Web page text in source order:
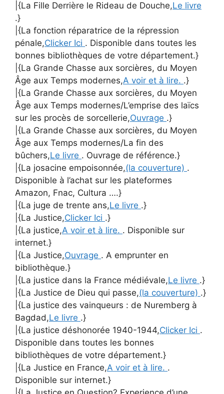
|{La Fille Derrière le Rideau de Douche,Le livre
.}
|{La fonction réparatrice de la répression
pénale,Clicker Ici . Disponible dans toutes les
bonnes bibliothèques de votre département.}
|{La Grande Chasse aux sorcières, du Moyen
Âge aux Temps modernes,A voir et à lire. .}
|{La Grande Chasse aux sorcières, du Moyen
Âge aux Temps modernes/L’emprise des laïcs
sur les procès de sorcellerie,Ouvrage .}
|{La Grande Chasse aux sorcières, du Moyen
Âge aux Temps modernes/La fin des
bûchers,Le livre . Ouvrage de référence.}
|{La josacine empoisonnée,(la couverture) .
Disponible à l’achat sur les plateformes
Amazon, Fnac, Cultura ….}
|{La juge de trente ans,Le livre .}
|{La Justice,Clicker Ici .}
|{La justice,A voir et à lire. . Disponible sur
internet.}
|{La Justice,Ouvrage . A emprunter en
bibliothèque.}
|{La justice dans la France médiévale,Le livre .}
|{La Justice de Dieu qui passe,(la couverture) .}
|{La justice des vainqueurs : de Nuremberg à
Bagdad,Le livre .}
|{La justice déshonorée 1940-1944,Clicker Ici .
Disponible dans toutes les bonnes
bibliothèques de votre département.}
|{La Justice en France,A voir et à lire. .
Disponible sur internet.}